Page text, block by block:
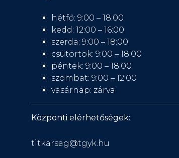
hétfő: 9:00 – 18:00
kedd: 12:00 – 16:00
szerda: 9:00 – 18:00
csütörtök: 9:00 – 18:00
péntek: 9:00 – 18:00
szombat: 9:00 – 12:00
vasárnap: zárva
Központi elérhetőségek:
titkarsag@tgyk.hu